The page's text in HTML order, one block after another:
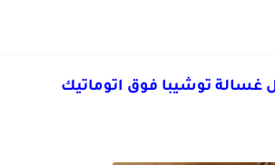
غسالة توشيبا فوق اتوماتيك